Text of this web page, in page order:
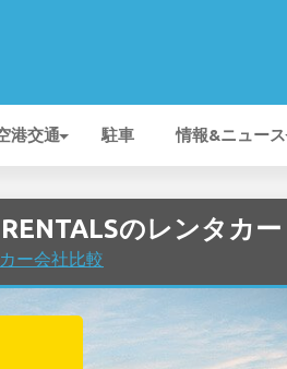
港交通 駐車 情報&ニュース
のレンタカー
ー会社比較